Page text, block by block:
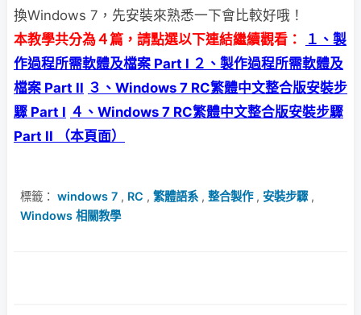
換Windows 7，先安裝來熟悉一下會比較好哦！
本教學共分為４篇，請點選以下連結繼續觀看：
１、製
作過程所需軟體及檔案 Part I ２、製作過程所需軟體及
檔案 Part II ３、Windows 7 RC繁體中文整合版安裝步
驟 Part I ４、Windows 7 RC繁體中文整合版安裝步驟
Part II （本頁面）
標籤： windows 7 , RC , 繁體語系 , 整合製作, 安裝步驟,
Windows 相關教學